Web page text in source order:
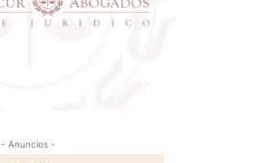
- Anuncios -